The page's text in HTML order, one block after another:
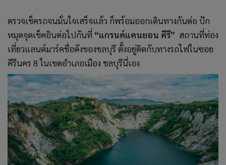
ตรวจเช็ครถจนมั่นใจเสร็จแล้ว ก็พร้อมออกเดินทางกันต่อ ปัก
หมุดจุดเช็คอินต่อไปกันที่ “แกรนด์แคนยอน คีรี” สถานที่ท่อง
เที่ยวแลนด์มาร์คชื่อดังของชลบุรี ตั้งอยู่ติดกับทางรถไฟในซอย
คีรีนคร 8 ในเขตอำเภอเมือง ชลบุรีนี่เอง